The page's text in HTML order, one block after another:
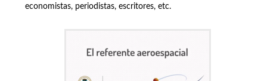
economistas, periodistas, escritores, etc.